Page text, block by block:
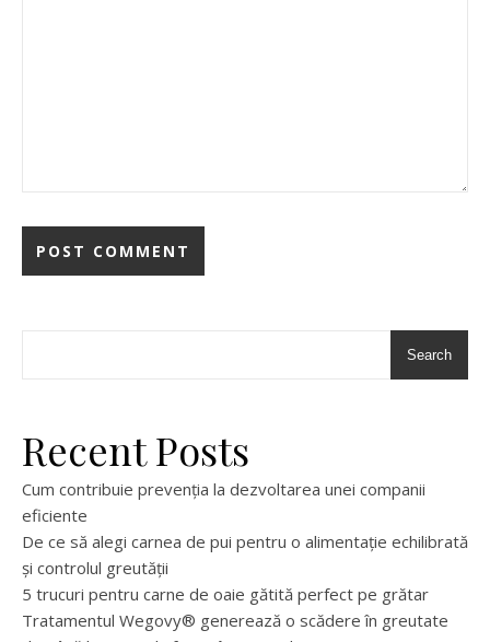
Search
Recent Posts
Cum contribuie prevenția la dezvoltarea unei companii
eficiente
De ce să alegi carnea de pui pentru o alimentație echilibrată
și controlul greutății
5 trucuri pentru carne de oaie gătită perfect pe grătar
Tratamentul Wegovy® generează o scădere în greutate